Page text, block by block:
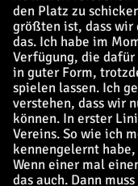
den Platz zu
größten ist, dass wir
das. Ich habe im
Verfügung, die
in guter Form,
spielen lassen. Ich
verstehen, dass wir
können. In erster
Vereins. So wie ich
kennengelernt
Wenn einer mal
das auch. Dann